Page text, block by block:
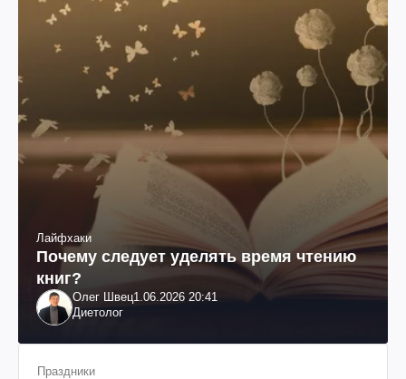
Лайфхаки
Почему следует уделять время чтению
книг?
Олег Швец1.06.2026 20:41
Диетолог
Праздники